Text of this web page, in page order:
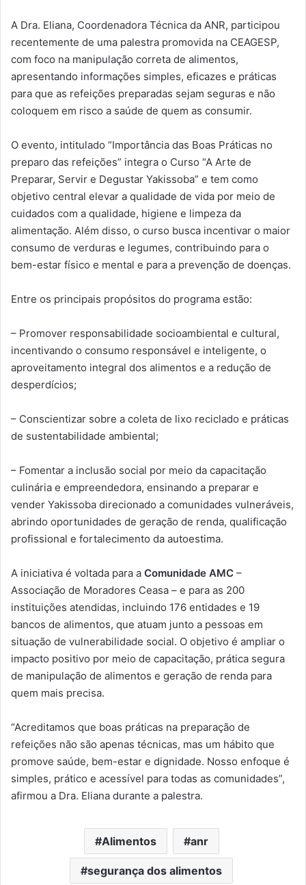
A Dra. Eliana, Coordenadora Técnica da ANR, participou
recentemente de uma palestra promovida na CEAGESP,
com foco na manipulação correta de alimentos,
apresentando informações simples, eficazes e práticas
para que as refeições preparadas sejam seguras e não
coloquem em risco a saúde de quem as consumir.
O evento, intitulado “Importância das Boas Práticas no
preparo das refeições” integra o Curso “A Arte de
Preparar, Servir e Degustar Yakissoba” e tem como
objetivo central elevar a qualidade de vida por meio de
cuidados com a qualidade, higiene e limpeza da
alimentação. Além disso, o curso busca incentivar o maior
consumo de verduras e legumes, contribuindo para o
bem-estar físico e mental e para a prevenção de doenças.
Entre os principais propósitos do programa estão:
– Promover responsabilidade socioambiental e cultural,
incentivando o consumo responsável e inteligente, o
aproveitamento integral dos alimentos e a redução de
desperdícios;
– Conscientizar sobre a coleta de lixo reciclado e práticas
de sustentabilidade ambiental;
– Fomentar a inclusão social por meio da capacitação
culinária e empreendedora, ensinando a preparar e
vender Yakissoba direcionado a comunidades vulneráveis,
abrindo oportunidades de geração de renda, qualificação
profissional e fortalecimento da autoestima.
A iniciativa é voltada para a Comunidade AMC –
Associação de Moradores Ceasa – e para as 200
instituições atendidas, incluindo 176 entidades e 19
bancos de alimentos, que atuam junto a pessoas em
situação de vulnerabilidade social. O objetivo é ampliar o
impacto positivo por meio de capacitação, prática segura
de manipulação de alimentos e geração de renda para
quem mais precisa.
“Acreditamos que boas práticas na preparação de
refeições não são apenas técnicas, mas um hábito que
promove saúde, bem-estar e dignidade. Nosso enfoque é
simples, prático e acessível para todas as comunidades”,
afirmou a Dra. Eliana durante a palestra.
Alimentos anr
segurança dos alimentos